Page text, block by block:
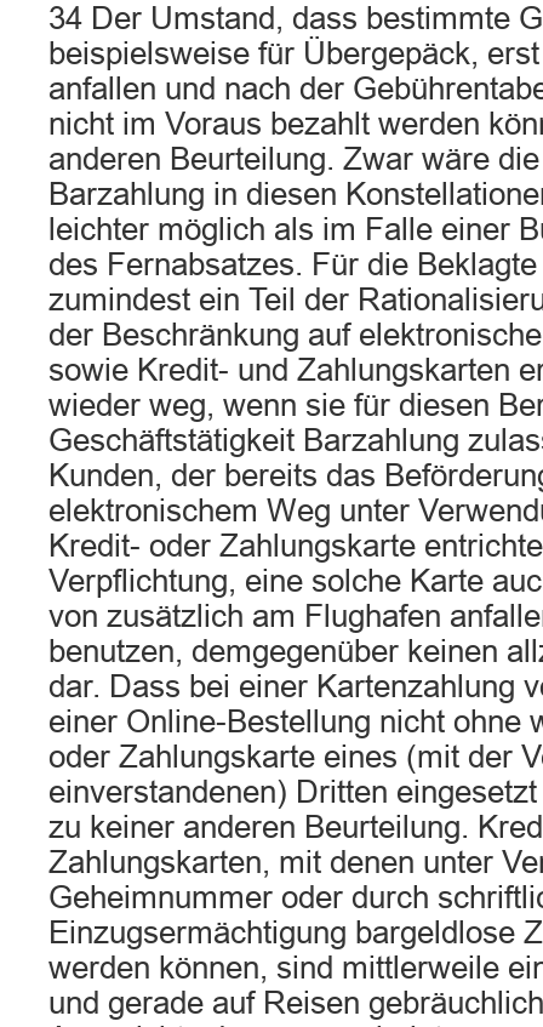
34 Der Umstand, dass bestimmte
beispielsweise für Übergepäck,
anfallen und nach der
nicht im Voraus bezahlt werden
anderen Beurteilung. Zwar wäre
Barzahlung in diesen
leichter möglich als im Falle einer
des Fernabsatzes. Für die
zumindest ein Teil der
der Beschränkung auf
sowie Kredit- und Zahlungskarten
wieder weg, wenn sie für diesen
Geschäftstätigkeit Barzahlung
Kunden, der bereits das
elektronischem Weg unter
Kredit- oder Zahlungskarte
Verpflichtung, eine solche Karte
von zusätzlich am Flughafen
benutzen, demgegenüber keinen
dar. Dass bei einer Kartenzahlung
einer Online-Bestellung nicht ohne
oder Zahlungskarte eines (mit der
einverstandenen) Dritten
zu keiner anderen Beurteilung.
Zahlungskarten, mit denen unter
Geheimnummer oder durch
Einzugsermächtigung bargeldlose
werden können, sind mittlerweile
und gerade auf Reisen